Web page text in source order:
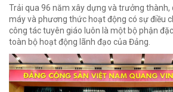
Trải qua 96 năm xây dựng và trưởng thành,
máy và phương thức hoạt động có sự điều
công tác tuyên giáo luôn là một bộ phận
toàn bộ hoạt động lãnh đạo của Đảng.